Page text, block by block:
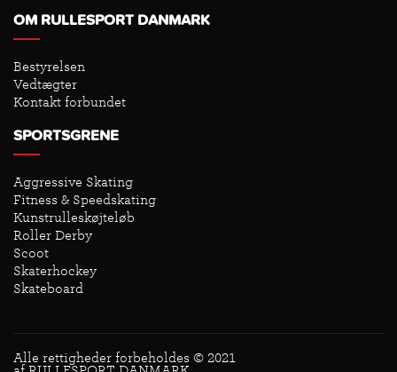
OM RULLESPORT DANMARK
Bestyrelsen
Vedtægter
Kontakt forbundet
SPORTSGRENE
Aggressive Skating
Fitness & Speedskating
Kunstrulleskøjteløb
Roller Derby
Scoot
Skaterhockey
Skateboard
Alle rettigheder forbeholdes © 2021